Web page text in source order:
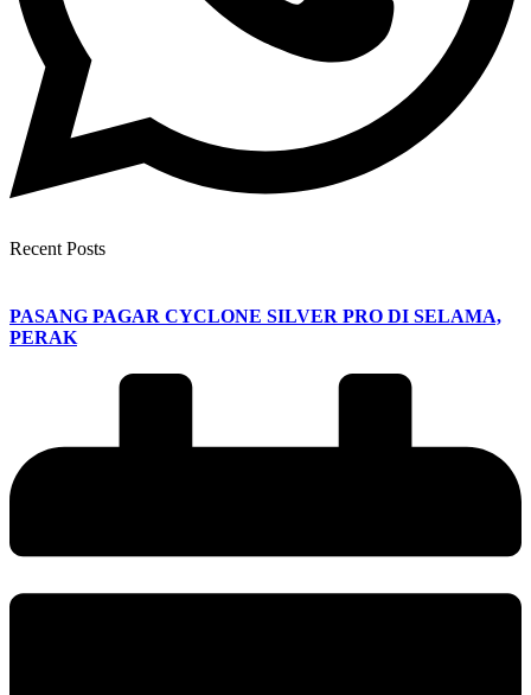
Recent Posts
PASANG PAGAR CYCLONE SILVER PRO DI SELAMA,
PERAK